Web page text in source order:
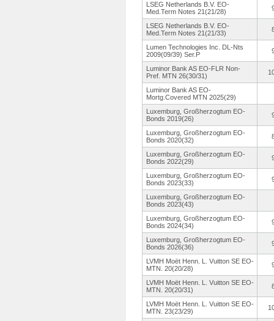
LSEG Netherlands B.V. EO-
Med.Term Notes 21(21/28)
LSEG Netherlands B.V. EO-
Med.Term Notes 21(21/33)
Lumen Technologies Inc. DL-Nts
2009(09/39) Ser.P
Luminor Bank AS EO-FLR Non-
Pref. MTN 26(30/31)
Luminor Bank AS EO-
Mortg.Covered MTN 2025(29)
Luxemburg, Großherzogtum EO-
Bonds 2019(26)
Luxemburg, Großherzogtum EO-
Bonds 2020(32)
Luxemburg, Großherzogtum EO-
Bonds 2022(29)
Luxemburg, Großherzogtum EO-
Bonds 2023(33)
Luxemburg, Großherzogtum EO-
Bonds 2023(43)
Luxemburg, Großherzogtum EO-
Bonds 2024(34)
Luxemburg, Großherzogtum EO-
Bonds 2026(36)
LVMH Moët Henn. L. Vuitton SE EO-
MTN. 20(20/28)
LVMH Moët Henn. L. Vuitton SE EO-
MTN. 20(20/31)
LVMH Moët Henn. L. Vuitton SE EO-
MTN. 23(23/29)